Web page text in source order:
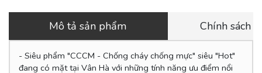
Mô tả sản phẩm Chính sách
- Siêu phẩm "CCCM - Chống cháy chống mực" siêu "Hot"
đang có mặt tại Vân Hà với những tính năng ưu điểm nổi